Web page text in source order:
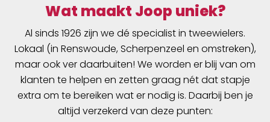
Wat maakt Joop uniek?
Al sinds 1926 zijn we dé specialist in tweewielers.
Lokaal (in Renswoude, Scherpenzeel en omstreken),
maar ook ver daarbuiten! We worden er blij van om
klanten te helpen en zetten graag nét dat stapje
extra om te bereiken wat er nodig is. Daarbij ben je
altijd verzekerd van deze punten: